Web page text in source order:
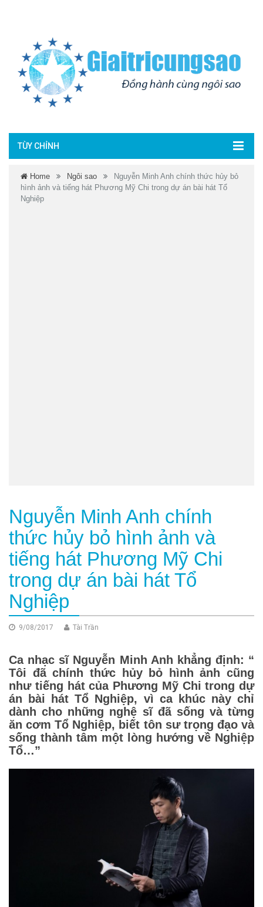
TÙY CHỈNH
Home Ngôi sao
Nguyễn Minh Anh chính thức hủy bỏ
hình ảnh và tiếng hát Phương Mỹ Chi trong dự án bài hát Tổ
Nghiệp
Nguyễn Minh Anh chính
thức hủy bỏ hình ảnh và
tiếng hát Phương Mỹ Chi
trong dự án bài hát Tổ
Nghiệp
9/08/2017 Tài Trần
Ca nhạc sĩ Nguyễn Minh Anh khẳng định: “
Tôi đã chính thức hủy bỏ hình ảnh cũng
như tiếng hát của Phương Mỹ Chi trong dự
án bài hát Tổ Nghiệp, vì ca khúc này chỉ
dành cho những nghệ sĩ đã sống và từng
ăn cơm Tổ Nghiệp, biết tôn sư trọng đạo và
sống thành tâm một lòng hướng về Nghiệp
Tổ…”